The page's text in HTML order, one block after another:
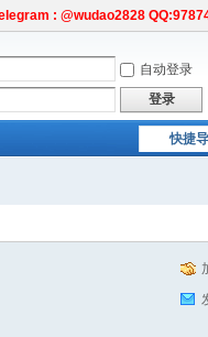
: @wudao2828
自动登录
登录
快捷